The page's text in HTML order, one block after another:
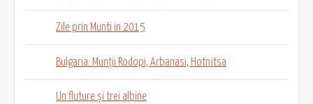
Zile prin Munti in 2015
Bulgaria: Munții Rodopi, Arbanasi, Hotnitsa
Un fluture și trei albine